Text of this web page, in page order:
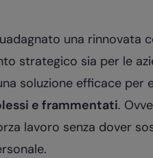
una rinnovata
strategico sia per le
soluzione efficace per
e frammentati.
lavoro senza dover